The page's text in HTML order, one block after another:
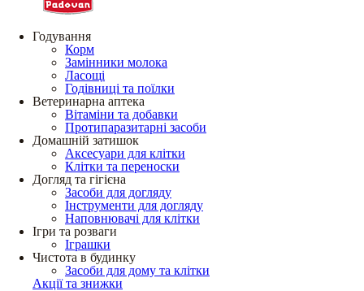
Годування
Корм
Замінники молока
Ласощі
Годівниці та поїлки
Ветеринарна аптека
Вітаміни та добавки
Протипаразитарні засоби
Домашній затишок
Аксесуари для клітки
Клітки та переноски
Догляд та гігієна
Засоби для догляду
Інструменти для догляду
Наповнювачі для клітки
Ігри та розваги
Іграшки
Чистота в будинку
Засоби для дому та клітки
Акції та знижки